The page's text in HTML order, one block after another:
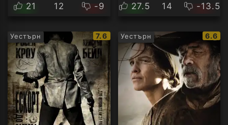
21 12 -9 27.5 14 -13.5
Уестърн
IMDb
рейтинг:
7.6 Уестърн
IMDb
6.6